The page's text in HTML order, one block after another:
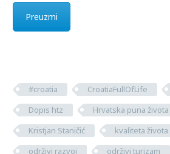
Preuzmi
#croatia CroatiaFullOfLife
Dopis htz
Hrvatska puna života
Kristjan Staničić
kvaliteta života
održivi razvoj
održivi turizam